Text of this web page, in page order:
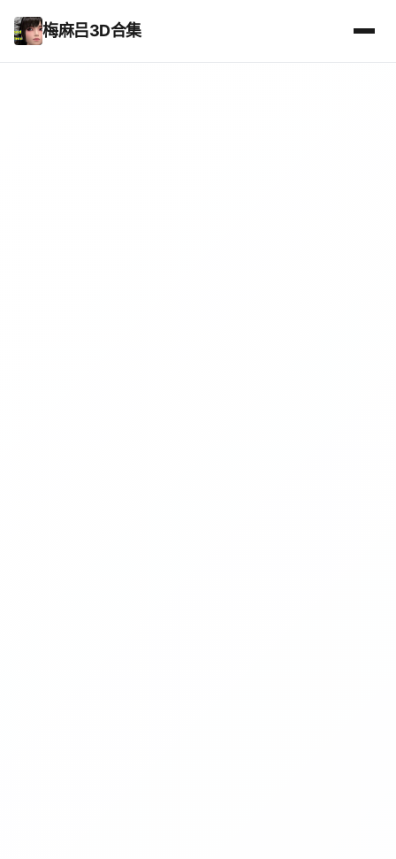
梅麻吕3D合集